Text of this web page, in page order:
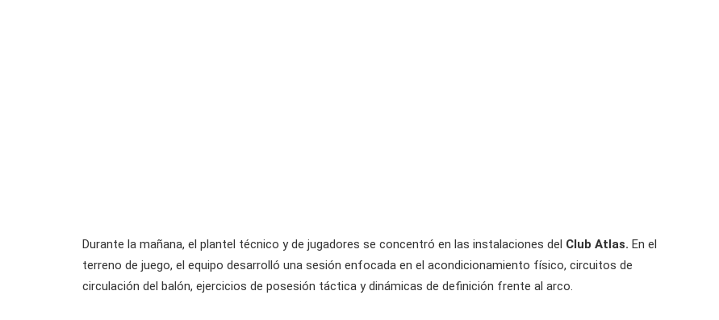
Durante la mañana, el plantel técnico y de jugadores se concentró en las instalaciones del Club Atlas. En el
terreno de juego, el equipo desarrolló una sesión enfocada en el acondicionamiento físico, circuitos de
circulación del balón, ejercicios de posesión táctica y dinámicas de definición frente al arco.